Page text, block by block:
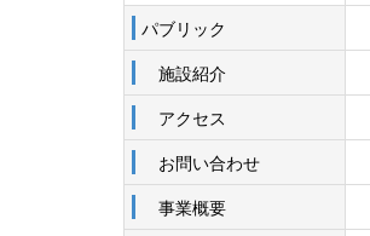
パブリック
施設紹介
アクセス
お問い合わせ
事業概要